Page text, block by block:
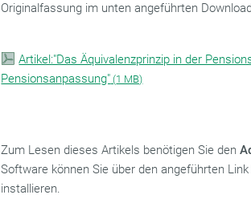
Originalfassung im unten angeführten
Artikel:"Das Äquivalenzprinzip in der
Pensionsanpassung" (1 MB)
Zum Lesen dieses Artikels benötigen Sie den
Software können Sie über den angeführten Link
installieren.